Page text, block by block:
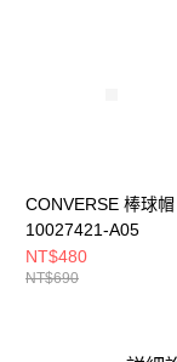
CONVERSE 棒球帽
10027421-A05
NT$480
NT$690